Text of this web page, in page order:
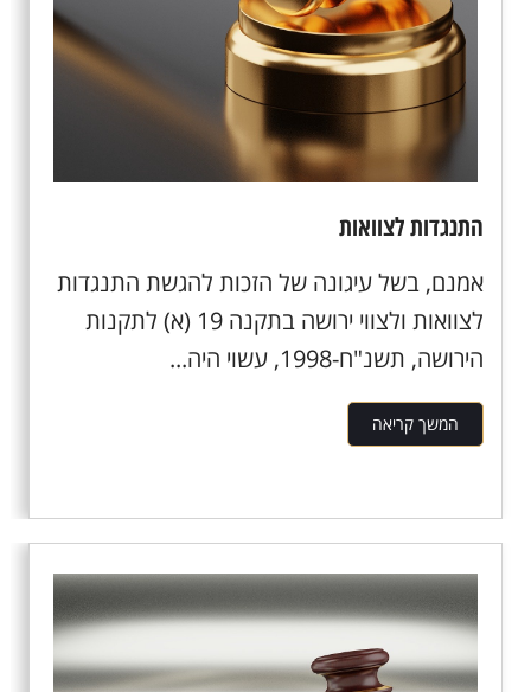
התנגדות לצוואות
אמנם, בשל עיגונה של הזכות להגשת התנגדות
לצוואות ולצווי ירושה בתקנה 19 (א) לתקנות
הירושה, תשנ"ח-1998, עשוי היה...
המשך קריאה